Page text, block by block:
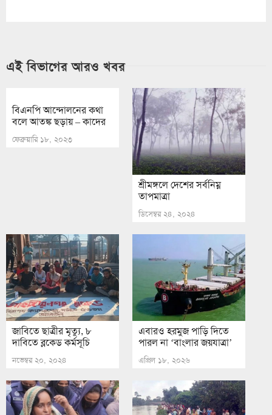
এই বিভাগের আরও খবর
বিএনপি আন্দোলনের কথা
বলে আতঙ্ক ছড়ায় – কাদের
ফেব্রুয়ারি ১৮, ২০২৩
শ্রীমঙ্গলে দেশের সর্বনিম্ন
তাপমাত্রা
ডিসেম্বর ২৪, ২০২৪
জাবিতে ছাত্রীর মৃত্যু, ৮
দাবিতে ব্লকেড কর্মসূচি
নভেম্বর ২০, ২০২৪
এবারও হরমুজ পাড়ি দিতে
পারল না ‘বাংলার জয়যাত্রা’
এপ্রিল ১৮, ২০২৬